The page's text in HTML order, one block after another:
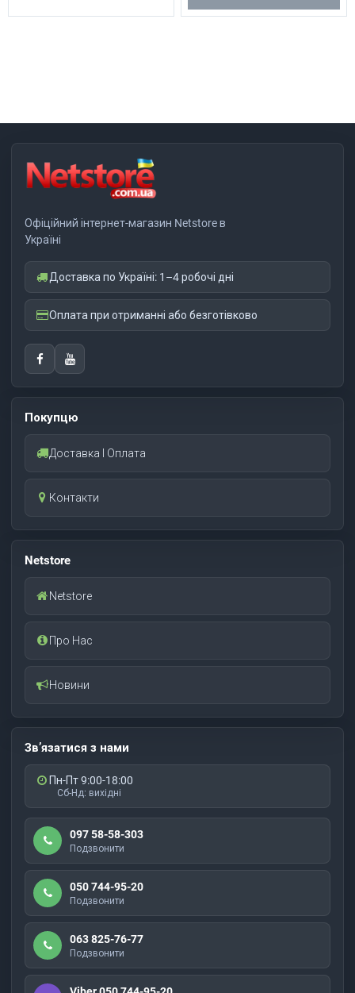
Офіційний інтернет-магазин Netstore в
Україні
Доставка по Україні: 1–4 робочі дні
Оплата при отриманні або безготівково
Покупцю
Доставка І Оплата
Контакти
Netstore
Netstore
Про Нас
Новини
Зв’язатися з нами
Пн-Пт 9:00-18:00
Сб-Нд: вихідні
097 58-58-303
Подзвонити
050 744-95-20
Подзвонити
063 825-76-77
Подзвонити